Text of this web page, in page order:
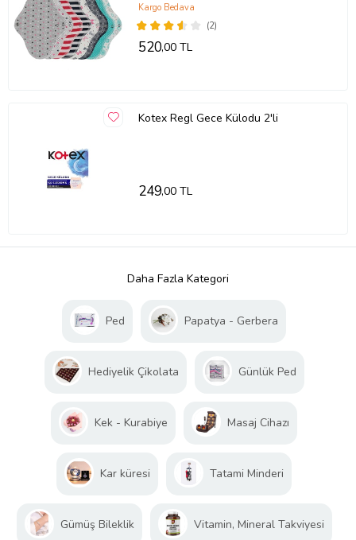
(2)
Kargo Bedava
520,00 TL
Kotex Regl Gece Külodu 2'li
249,00 TL
Daha Fazla Kategori
Ped Papatya - Gerbera
Hediyelik Çikolata Günlük Ped
Kek - Kurabiye Masaj Cihazı
Kar küresi Tatami Minderi
Gümüş Bileklik Vitamin, Mineral Takviyesi